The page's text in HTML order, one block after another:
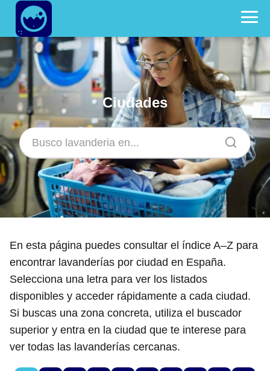
Ciudades
En esta página puedes consultar el índice A–Z para
encontrar lavanderías por ciudad en España.
Selecciona una letra para ver los listados
disponibles y acceder rápidamente a cada ciudad.
Si buscas una zona concreta, utiliza el buscador
superior y entra en la ciudad que te interese para
ver todas las lavanderías cercanas.